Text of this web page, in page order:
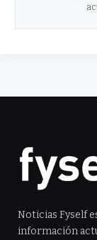
Noticias Fyself
información